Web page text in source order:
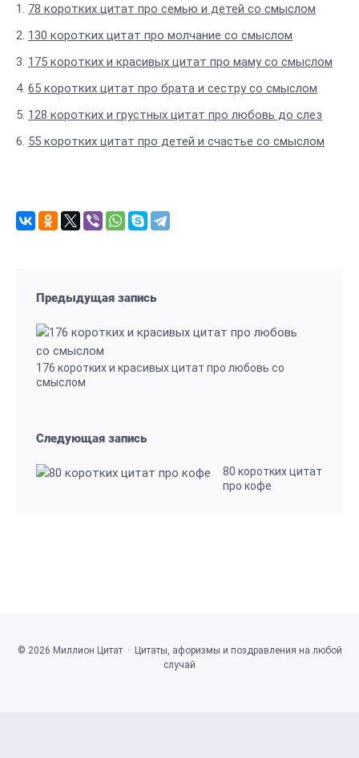
78 коротких цитат про семью и детей со смыслом
130 коротких цитат про молчание со смыслом
175 коротких и красивых цитат про маму со смыслом
65 коротких цитат про брата и сестру со смыслом
128 коротких и грустных цитат про любовь до слез
55 коротких цитат про детей и счастье со смыслом
Предыдущая запись
176 коротких и красивых цитат про любовь со
смыслом
Следующая запись
80 коротких цитат
про кофе
© 2026 Миллион Цитат· Цитаты, афоризмы и поздравления на любой
случай